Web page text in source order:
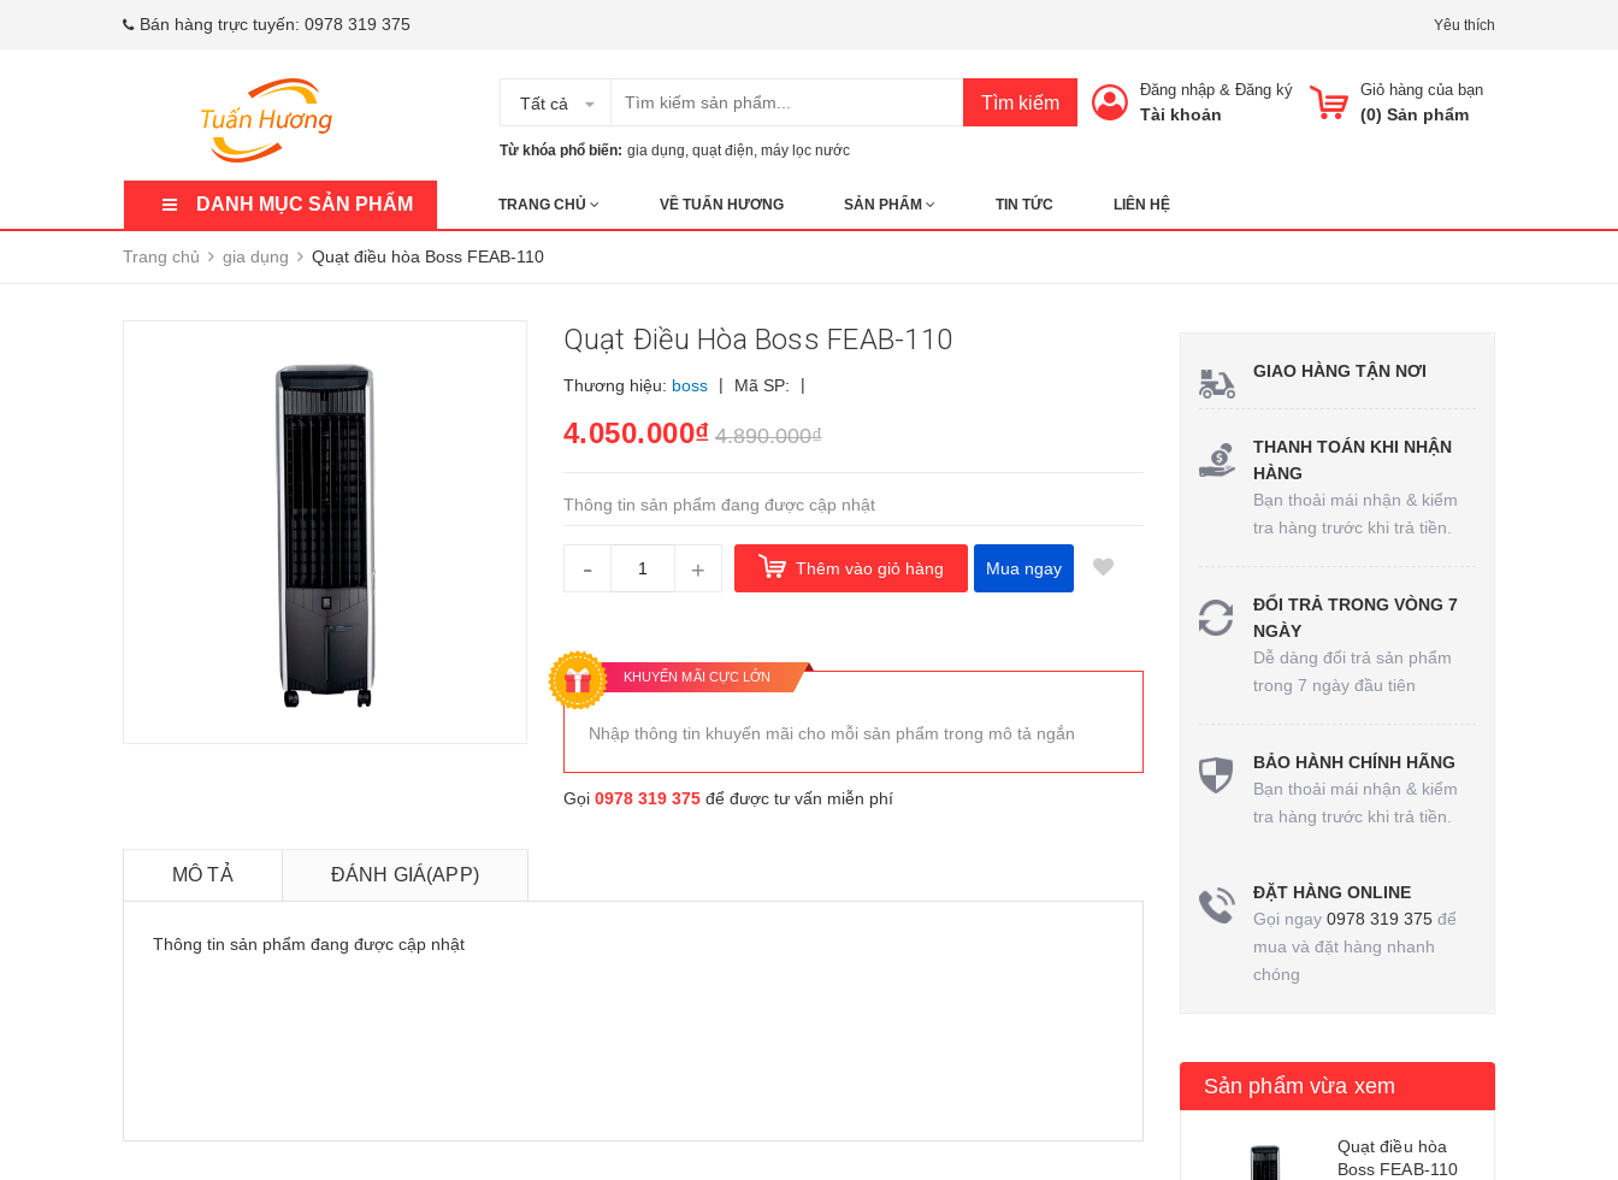
Bán hàng trực tuyến: 0978 319 375 Yêu thích
Tất cả Tìm kiếm
Từ khóa phổ biến: gia dụng, quạt điện, máy lọc nước
Giỏ hàng của bạn
(0) Sản phẩm
Đăng nhập & Đăng ký
Tài khoản
DANH MỤC SẢN PHẨM TRANG CHỦ VỀ TUẤN HƯƠNG SẢN PHẨM TIN TỨC LIÊN HỆ
Trang chủ gia dụng Quạt điều hòa Boss FEAB-110
Quạt Điều Hòa Boss FEAB-110
Thương hiệu: boss | Mã SP: |
4.050.000₫ 4.890.000₫
Thông tin sản phẩm đang được cập nhật
- + Thêm vào giỏ hàng Mua ngay
KHUYẾN MÃI CỰC LỚN
Nhập thông tin khuyến mãi cho mỗi sản phẩm trong mô tả ngắn
Gọi 0978 319 375để được tư vấn miễn phí
MÔ TẢ ĐÁNH GIÁ(APP)
Thông tin sản phẩm đang được cập nhật
GIAO HÀNG TẬN NƠI
THANH TOÁN KHI NHẬN
HÀNG
Bạn thoải mái nhận & kiểm
tra hàng trước khi trả tiền.
ĐỔI TRẢ TRONG VÒNG 7
NGÀY
Dễ dàng đổi trả sản phẩm
trong 7 ngày đầu tiên
BẢO HÀNH CHÍNH HÃNG
Bạn thoải mái nhận & kiểm
tra hàng trước khi trả tiền.
ĐẶT HÀNG ONLINE
Gọi ngay 0978 319 375để
mua và đặt hàng nhanh
chóng
Sản phẩm vừa xem
Quạt điều hòa
Boss FEAB-110